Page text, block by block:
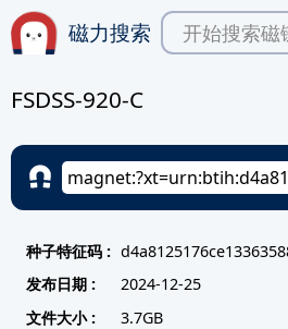
磁力搜索
FSDSS-920-C
种子特征码 :
发布日期 :
2024-12-25
文件大小 :
3.7GB